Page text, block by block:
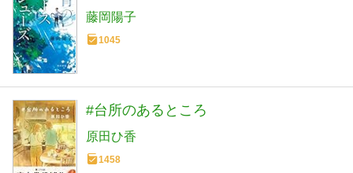
藤岡陽子
1045
#台所のあるところ
原田ひ香
1458